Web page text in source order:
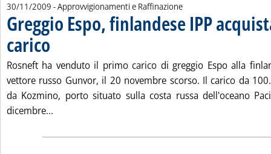
30/11/2009 - Approvvigionamenti e Raffinazione
Greggio Espo, finlandese IPP
carico . Pubblicata lunedì 30 novembre 2009 alle 15.58.
Rosneft ha venduto il primo carico di greggio Espo alla
vettore russo Gunvor, il 20 novembre scorso. Il carico da
da Kozmino, porto situato sulla costa russa dell'oceano
dicembre...